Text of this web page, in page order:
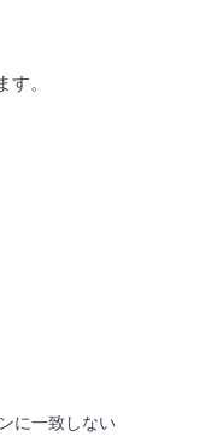
。
に一致しない